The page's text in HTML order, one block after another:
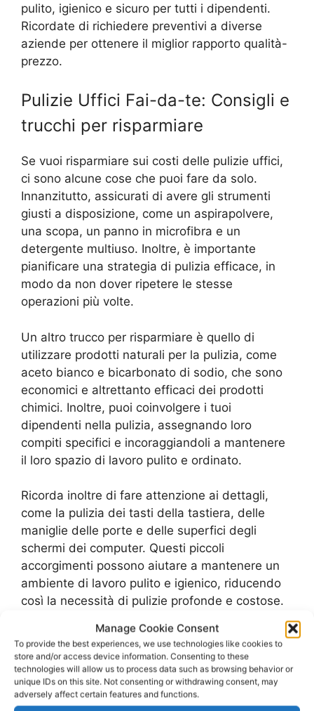
Manage Cookie Consent
To provide the best experiences, we use technologies like cookies to
store and/or access device information. Consenting to these
technologies will allow us to process data such as browsing behavior or
unique IDs on this site. Not consenting or withdrawing consent, may
adversely affect certain features and functions.
pulito, igienico e sicuro per tutti i dipendenti.
Ricordate di richiedere preventivi a diverse
aziende per ottenere il miglior rapporto qualità-
prezzo.
Pulizie Uffici Fai-da-te: Consigli e
trucchi per risparmiare
Se vuoi risparmiare sui costi delle pulizie uffici,
ci sono alcune cose che puoi fare da solo.
Innanzitutto, assicurati di avere gli strumenti
giusti a disposizione, come un aspirapolvere,
una scopa, un panno in microfibra e un
detergente multiuso. Inoltre, è importante
pianificare una strategia di pulizia efficace, in
modo da non dover ripetere le stesse
operazioni più volte.
Un altro trucco per risparmiare è quello di
utilizzare prodotti naturali per la pulizia, come
aceto bianco e bicarbonato di sodio, che sono
economici e altrettanto efficaci dei prodotti
chimici. Inoltre, puoi coinvolgere i tuoi
dipendenti nella pulizia, assegnando loro
compiti specifici e incoraggiandoli a mantenere
il loro spazio di lavoro pulito e ordinato.
Ricorda inoltre di fare attenzione ai dettagli,
come la pulizia dei tasti della tastiera, delle
maniglie delle porte e delle superfici degli
schermi dei computer. Questi piccoli
accorgimenti possono aiutare a mantenere un
ambiente di lavoro pulito e igienico, riducendo
così la necessità di pulizie profonde e costose.
Con questi semplici consigli e trucchi, puoi
risparmiare sui costi delle pulizie uffici e
mantenere un ambiente di lavoro pulito e sano
per te e i tuoi dipendenti. Ricorda sempre di
pianificare e organizzare le tue pulizie in modo